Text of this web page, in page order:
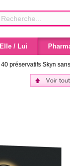
Elle / Lui
40 préservatifs Skyn
Voir